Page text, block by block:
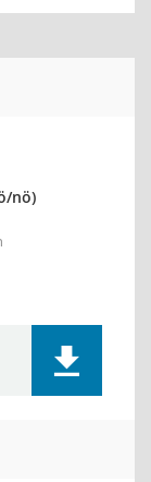
nö)